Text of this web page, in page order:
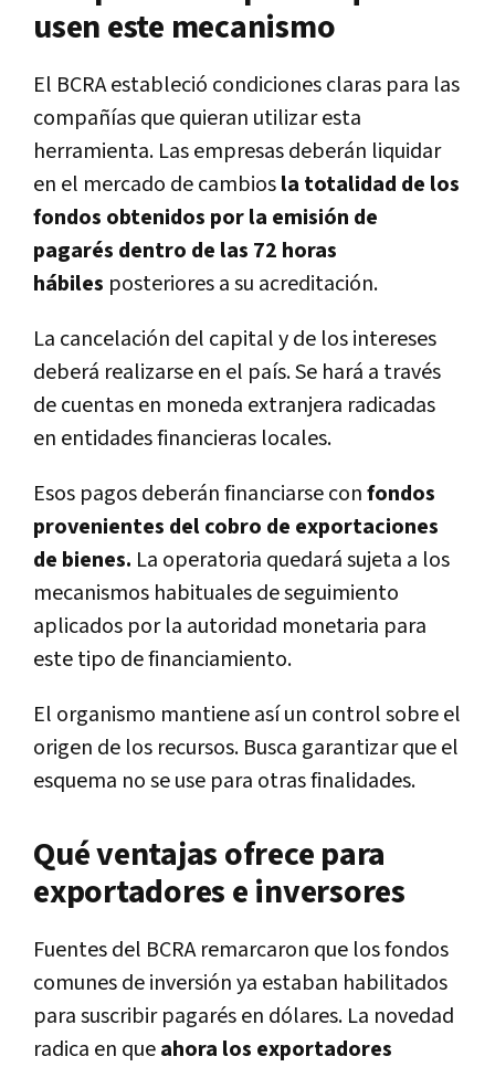
usen este mecanismo
El BCRA estableció condiciones claras para las
compañías que quieran utilizar esta
herramienta. Las empresas deberán liquidar
en el mercado de cambiosla totalidad de los
fondos obtenidos por la emisión de
pagarés dentro de las 72 horas
hábiles posteriores a su acreditación.
La cancelación del capital y de los intereses
deberá realizarse en el país. Se hará a través
de cuentas en moneda extranjera radicadas
en entidades financieras locales.
Esos pagos deberán financiarse confondos
provenientes del cobro de exportaciones
de bienes. La operatoria quedará sujeta a los
mecanismos habituales de seguimiento
aplicados por la autoridad monetaria para
este tipo de financiamiento.
El organismo mantiene así un control sobre el
origen de los recursos. Busca garantizar que el
esquema no se use para otras finalidades.
Qué ventajas ofrece para
exportadores e inversores
Fuentes del BCRA remarcaron que los fondos
comunes de inversión ya estaban habilitados
para suscribir pagarés en dólares. La novedad
radica en queahora los exportadores